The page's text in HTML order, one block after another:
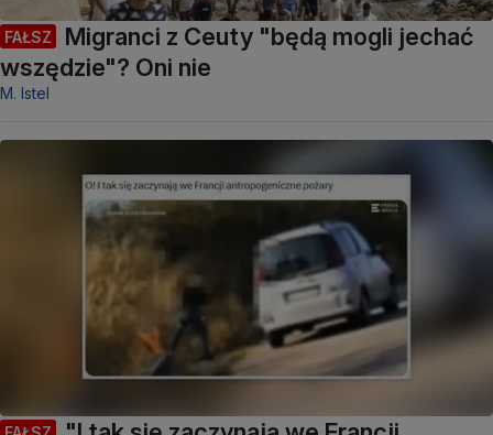
FAŁSZ
Migranci z Ceuty "będą mogli jechać
wszędzie"? Oni nie
M. Istel